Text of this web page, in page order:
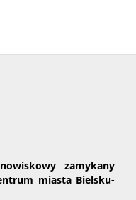
zamykany
miasta Bielsku-